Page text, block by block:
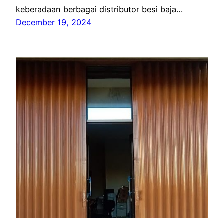
keberadaan berbagai distributor besi baja…
December 19, 2024